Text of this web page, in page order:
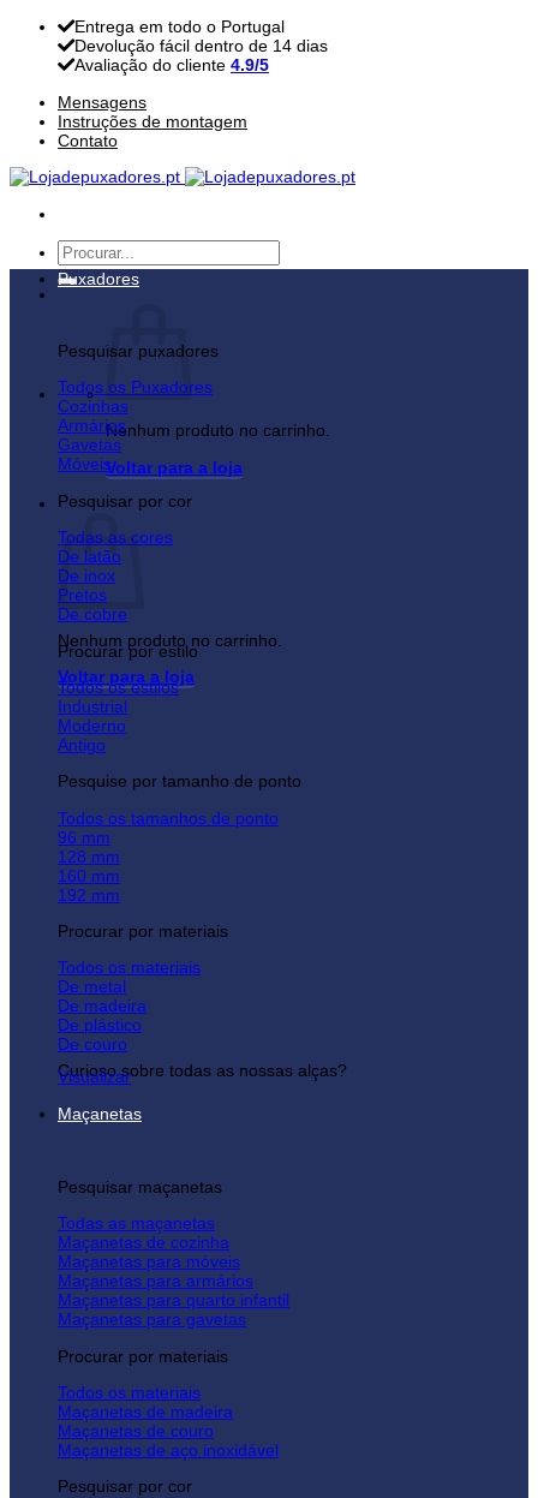
Skip
content
Entrega em todo o Portugal
Devolução fácil dentro de 14 dias
Avaliação do cliente 4.9/5
Mensagens
Instruções de montagem
Contato
Pesquisar
por:
Nenhum produto no carrinho.
Voltar para a loja
Carrinho
Nenhum produto no carrinho.
Voltar para a loja
Puxadores
Pesquisar puxadores
Todos os Puxadores
Cozinhas
Armários
Gavetas
Móveis
Pesquisar por cor
Todas as cores
De latão
De inox
Pretos
De cobre
Procurar por estilo
Todos os estilos
Industrial
Moderno
Antigo
Pesquise por tamanho de ponto
Todos os tamanhos de ponto
96 mm
128 mm
160 mm
192 mm
Procurar por materiais
Todos os materiais
De metal
De madeira
De plástico
De couro
Curioso sobre todas as nossas alças?
Visualizar
Maçanetas
Pesquisar maçanetas
Todas as maçanetas
Maçanetas de cozinha
Maçanetas para móveis
Maçanetas para armários
Maçanetas para quarto infantil
Maçanetas para gavetas
Procurar por materiais
Todos os materiais
Maçanetas de madeira
Maçanetas de couro
Maçanetas de aço inoxidável
Pesquisar por cor